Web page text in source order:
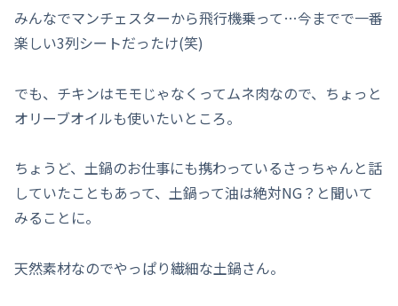
みんなでマンチェスターから飛行機乗って…今までで一番
楽しい3列シートだったけ(笑)
でも、チキンはモモじゃなくってムネ肉なので、ちょっと
オリーブオイルも使いたいところ。
ちょうど、土鍋のお仕事にも携わっているさっちゃんと話
していたこともあって、土鍋って油は絶対NG？と聞いて
みることに。
天然素材なのでやっぱり繊細な土鍋さん。